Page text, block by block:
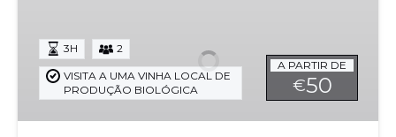
A PARTIR DE
€50
3H 2
VISITA A UMA VINHA LOCAL DE
PRODUÇÃO BIOLÓGICA